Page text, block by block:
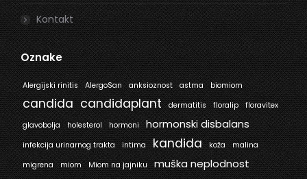
Kontakt
Oznake
Alergijski rinitis AlergoSan anksioznost astma biomiom
candida candidaplant dermatitis floralip
floravitex
glavobolja
holesterol hormoni hormonski disbalans
infekcija urinarnog trakta intima kandida koža
malina
migrena
miom Miom na jajniku
muška neplodnost